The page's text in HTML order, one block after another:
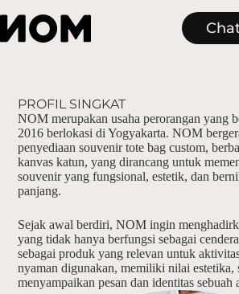
PROFIL SINGKAT
NOM merupakan usaha perorangan yang
2016 berlokasi di Yogyakarta. NOM
penyediaan souvenir tote bag custom,
kanvas katun, yang dirancang untuk
souvenir yang fungsional, estetik, dan
panjang.
Sejak awal berdiri, NOM ingin
yang tidak hanya berfungsi sebagai
sebagai produk yang relevan untuk
nyaman digunakan, memiliki nilai estetika,
menyampaikan pesan dan identitas sebuah